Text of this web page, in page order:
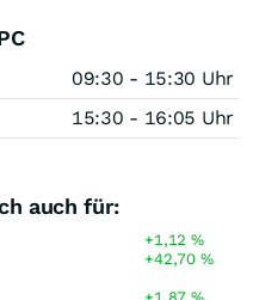
09:30 - 15:30 Uhr
15:30 - 16:05 Uhr
auch für:
+1,12%
+42,70%